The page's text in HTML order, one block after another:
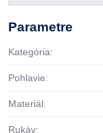
Parametre
Kategória:
Pohlavie:
Materiál:
Rukáv: